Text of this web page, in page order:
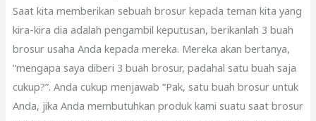
Saat kita memberikan sebuah brosur kepada teman kita yang
kira-kira dia adalah pengambil keputusan, berikanlah 3 buah
brosur usaha Anda kepada mereka. Mereka akan bertanya,
“mengapa saya diberi 3 buah brosur, padahal satu buah saja
cukup?”. Anda cukup menjawab “Pak, satu buah brosur untuk
Anda, jika Anda membutuhkan produk kami suatu saat brosur